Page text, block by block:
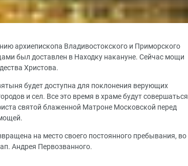
архиепископа Владивостокского и Приморского
был доставлен в Находку накануне. Сейчас мощи
Христова.
будет доступна для поклонения верующих
и сел. Все это время в храме будут совершаться
святой блаженной Матроне Московской перед
на место своего постоянного пребывания, во
Андрея Первозванного.